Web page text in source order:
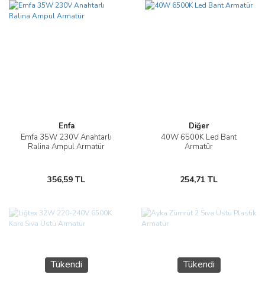
Enfa
Emfa 35W 230V Anahtarlı
Ralina Ampul Armatür
356,59 TL
Diğer
40W 6500K Led Bant
Armatür
254,71 TL
Tükendi Tükendi